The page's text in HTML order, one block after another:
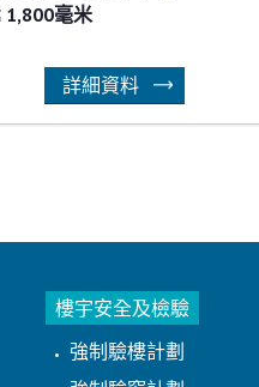
1,800毫米
詳細資料
樓宇安全及檢驗
強制驗樓計劃